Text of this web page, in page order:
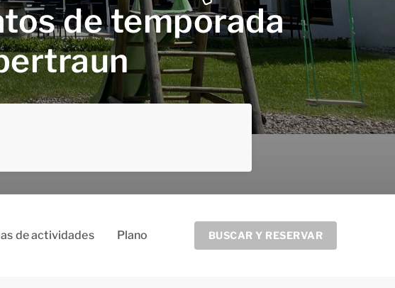
de temporada
de actividades Plano BUSCAR Y RESERVAR